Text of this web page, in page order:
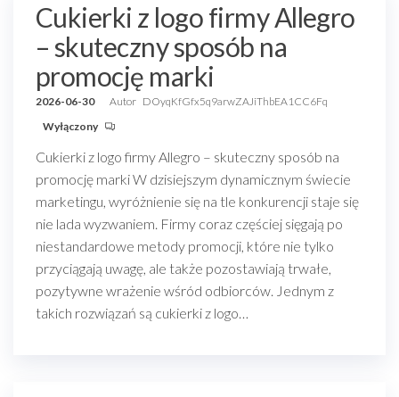
Cukierki z logo firmy Allegro
– skuteczny sposób na
promocję marki
2026-06-30 Autor DOyqKfGfx5q9arwZAJiThbEA1CC6Fq
Wyłączony
Cukierki z logo firmy Allegro – skuteczny sposób na
promocję marki W dzisiejszym dynamicznym świecie
marketingu, wyróżnienie się na tle konkurencji staje się
nie lada wyzwaniem. Firmy coraz częściej sięgają po
niestandardowe metody promocji, które nie tylko
przyciągają uwagę, ale także pozostawiają trwałe,
pozytywne wrażenie wśród odbiorców. Jednym z
takich rozwiązań są cukierki z logo…